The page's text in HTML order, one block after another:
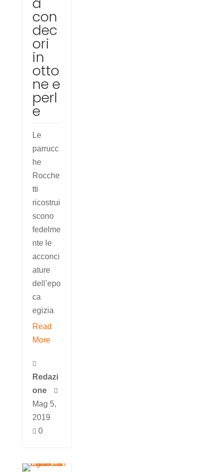
con
dec
ori
in
otto
ne e
perl
e
Le
parrucc
he
Rocche
tti
ricostrui
scono
fedelme
nte le
acconci
ature
dell’epo
ca
egizia
Read
More

Redazi
one

Mag 5,
2019
 0